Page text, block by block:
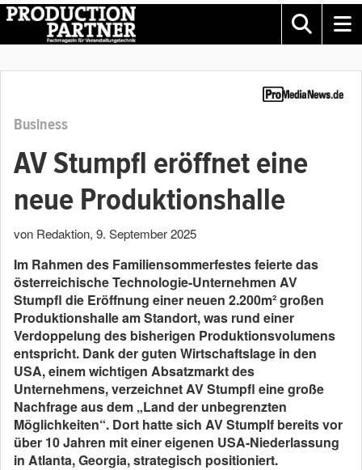
Business
AV Stumpfl eröffnet eine
neue Produktionshalle
von Redaktion, 9. September 2025
Im Rahmen des Familiensommerfestes feierte das
österreichische Technologie-Unternehmen AV
Stumpfl die Eröffnung einer neuen 2.200m² großen
Produktionshalle am Standort, was rund einer
Verdoppelung des bisherigen Produktionsvolumens
entspricht. Dank der guten Wirtschaftslage in den
USA, einem wichtigen Absatzmarkt des
Unternehmens, verzeichnet AV Stumpfl eine große
Nachfrage aus dem „Land der unbegrenzten
Möglichkeiten“. Dort hatte sich AV Stumplf bereits vor
über 10 Jahren mit einer eigenen USA-Niederlassung
in Atlanta, Georgia, strategisch positioniert.